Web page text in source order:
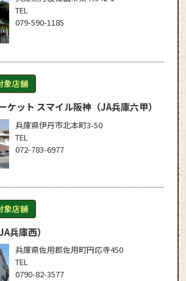
TEL
079-590-1185
ケット スマイル阪神 （JA兵庫六甲）
兵庫県伊丹市北本町3-50
TEL
072-783-6977
JA兵庫西）
兵庫県佐用郡佐用町円応寺450
TEL
0790-82-3577